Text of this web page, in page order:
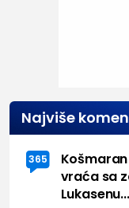
Najviše
365
vraća sa